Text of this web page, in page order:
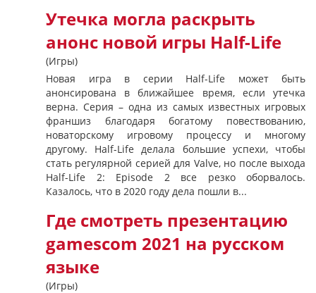
Утечка могла раскрыть
анонс новой игры Half-Life
(Игры)
Новая игра в серии Half-Life может быть
анонсирована в ближайшее время, если утечка
верна. Серия – одна из самых известных игровых
франшиз благодаря богатому повествованию,
новаторскому игровому процессу и многому
другому. Half-Life делала большие успехи, чтобы
стать регулярной серией для Valve, но после выхода
Half-Life 2: Episode 2 все резко оборвалось.
Казалось, что в 2020 году дела пошли в...
Где смотреть презентацию
gamescom 2021 на русском
языке
(Игры)